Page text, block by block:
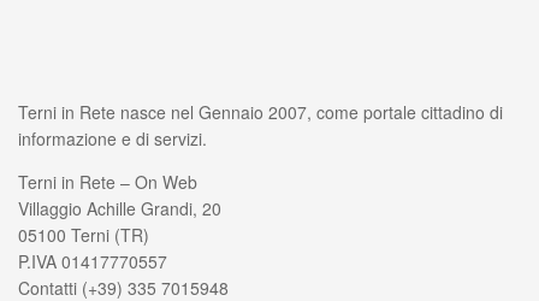
Terni in Rete nasce nel Gennaio 2007, come portale cittadino di
informazione e di servizi.
Terni in Rete – On Web
Villaggio Achille Grandi, 20
05100 Terni (TR)
P.IVA 01417770557
Contatti (+39) 335 7015948